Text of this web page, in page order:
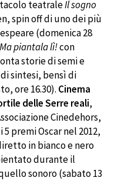
teatraleIl sogno
spin off di uno dei più
(domenica 28
Ma piantala lì!con
storie di semi e
sintesi, bensì di
ore 16.30). Cinema
delle Serre reali,
Cinedehors,
premi Oscar nel 2012,
in bianco e nero
durante il
sonoro (sabato 13